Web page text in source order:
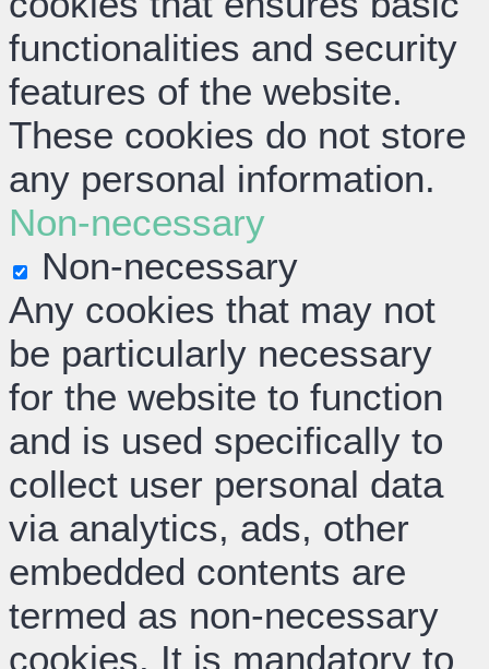
functionalities and security
features of the website.
These cookies do not store
any personal information.
Non-necessary
Non-necessary
Any cookies that may not
be particularly necessary
for the website to function
and is used specifically to
collect user personal data
via analytics, ads, other
embedded contents are
termed as non-necessary
cookies. It is mandatory to